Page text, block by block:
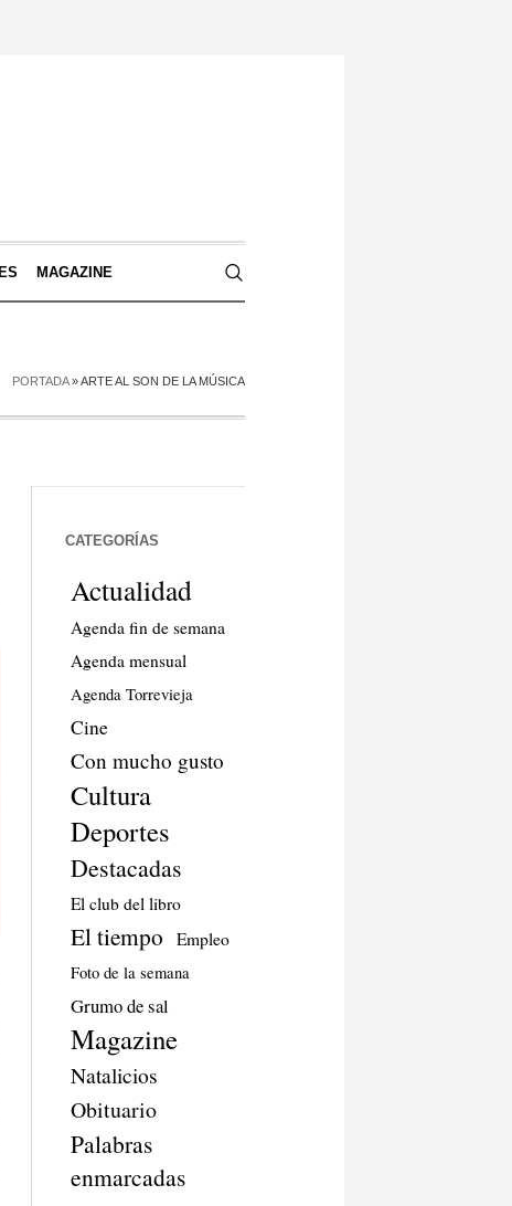
MAGAZINE
PORTADA»ARTE AL SON DE LA MÚSICA
CATEGORÍAS
Actualidad
Agenda fin de semana
Agenda mensual
Agenda Torrevieja
Cine
Con mucho gusto
Cultura
Deportes
Destacadas
El club del libro
El tiempo Empleo
Foto de la semana
Grumo de sal
Magazine
Natalicios
Obituario
Palabras
enmarcadas